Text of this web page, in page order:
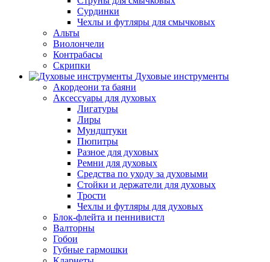
Сурдинки
Чехлы и футляры для смычковых
Альты
Виолончели
Контрабасы
Скрипки
Духовые инструменты
Акордеони та баяни
Аксессуары для духовых
Лигатуры
Лиры
Мундштуки
Пюпитры
Разное для духовых
Ремни для духовых
Средства по уходу за духовыми
Стойки и держатели для духовых
Трости
Чехлы и футляры для духовых
Блок-флейта и пеннивистл
Валторны
Гобои
Губные гармошки